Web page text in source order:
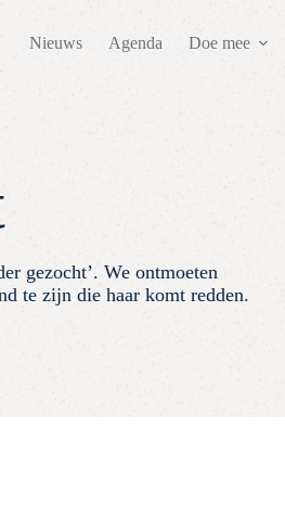
Nieuws Agenda Doe mee
gezocht’. We ontmoeten
te zijn die haar komt redden.